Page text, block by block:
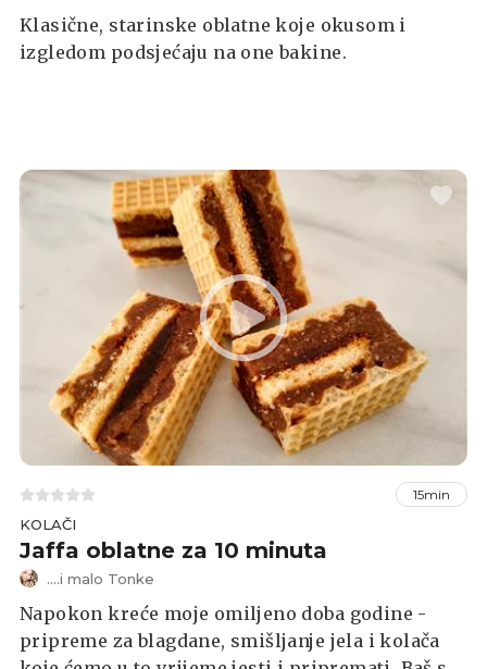
Klasične, starinske oblatne koje okusom i
izgledom podsjećaju na one bakine.
15min
KOLAČI
Jaffa oblatne za 10 minuta
....i malo Tonke
Napokon kreće moje omiljeno doba godine -
pripreme za blagdane, smišljanje jela i kolača